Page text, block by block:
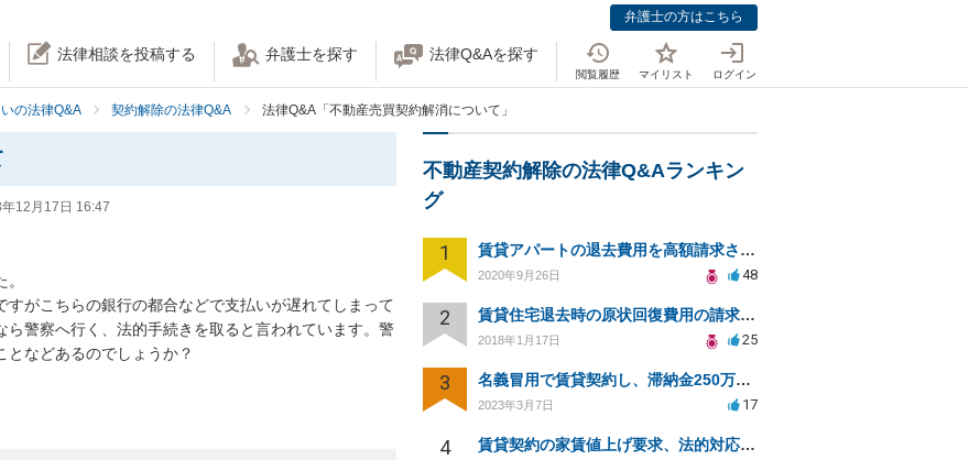
弁護士の方はこちら
法律相談を投稿する 弁護士を探す 法律Q&Aを探す
閲覧履歴 マイリスト ログイン
の法律Q&A 契約解除の法律Q&A 法律Q&A「不動産売買契約解消について」
12月17日 16:47
がこちらの銀行の都合などで支払いが遅れてしまって
警察へ行く、法的手続きを取ると言われています。警
などあるのでしょうか？
不動産契約解除の法律Q&Aランキン
グ
1 賃貸アパートの退去費用を高額請求されました
2020年9月26日 48
2 賃貸住宅退去時の原状回復費用の請求時効
2018年1月17日 25
3 名義冒用で賃貸契約し、滞納金250万が請求されている
2023年3月7日 17
4 賃貸契約の家賃値上げ要求、法的対応と対策方法